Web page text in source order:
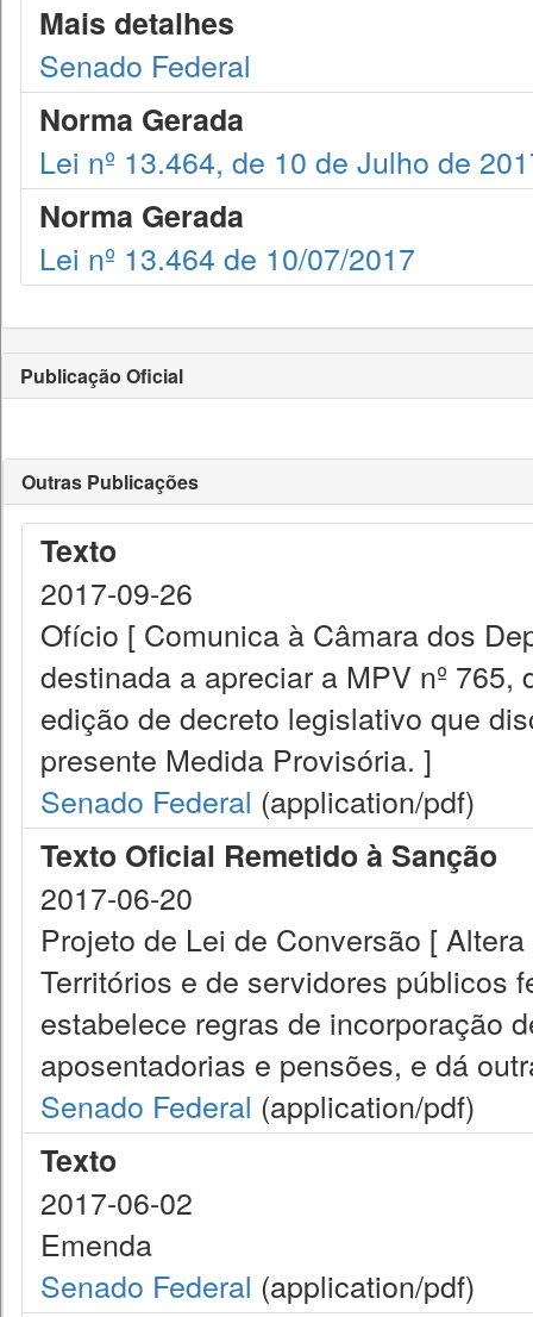
Mais detalhes
Senado Federal
Norma Gerada
Lei nº 13.464, de 10 de Julho de
Norma Gerada
Lei nº 13.464 de 10/07/2017
Publicação Oficial
Outras Publicações
Texto
2017-09-26
Ofício [ Comunica à Câmara dos
destinada a apreciar a MPV nº
edição de decreto legislativo que
presente Medida Provisória. ]
Senado Federal (application/pdf)
Texto Oficial Remetido à Sanção
2017-06-20
Projeto de Lei de Conversão [
Territórios e de servidores públicos
estabelece regras de incorporação
aposentadorias e pensões, e dá
Senado Federal (application/pdf)
Texto
2017-06-02
Emenda
Senado Federal (application/pdf)